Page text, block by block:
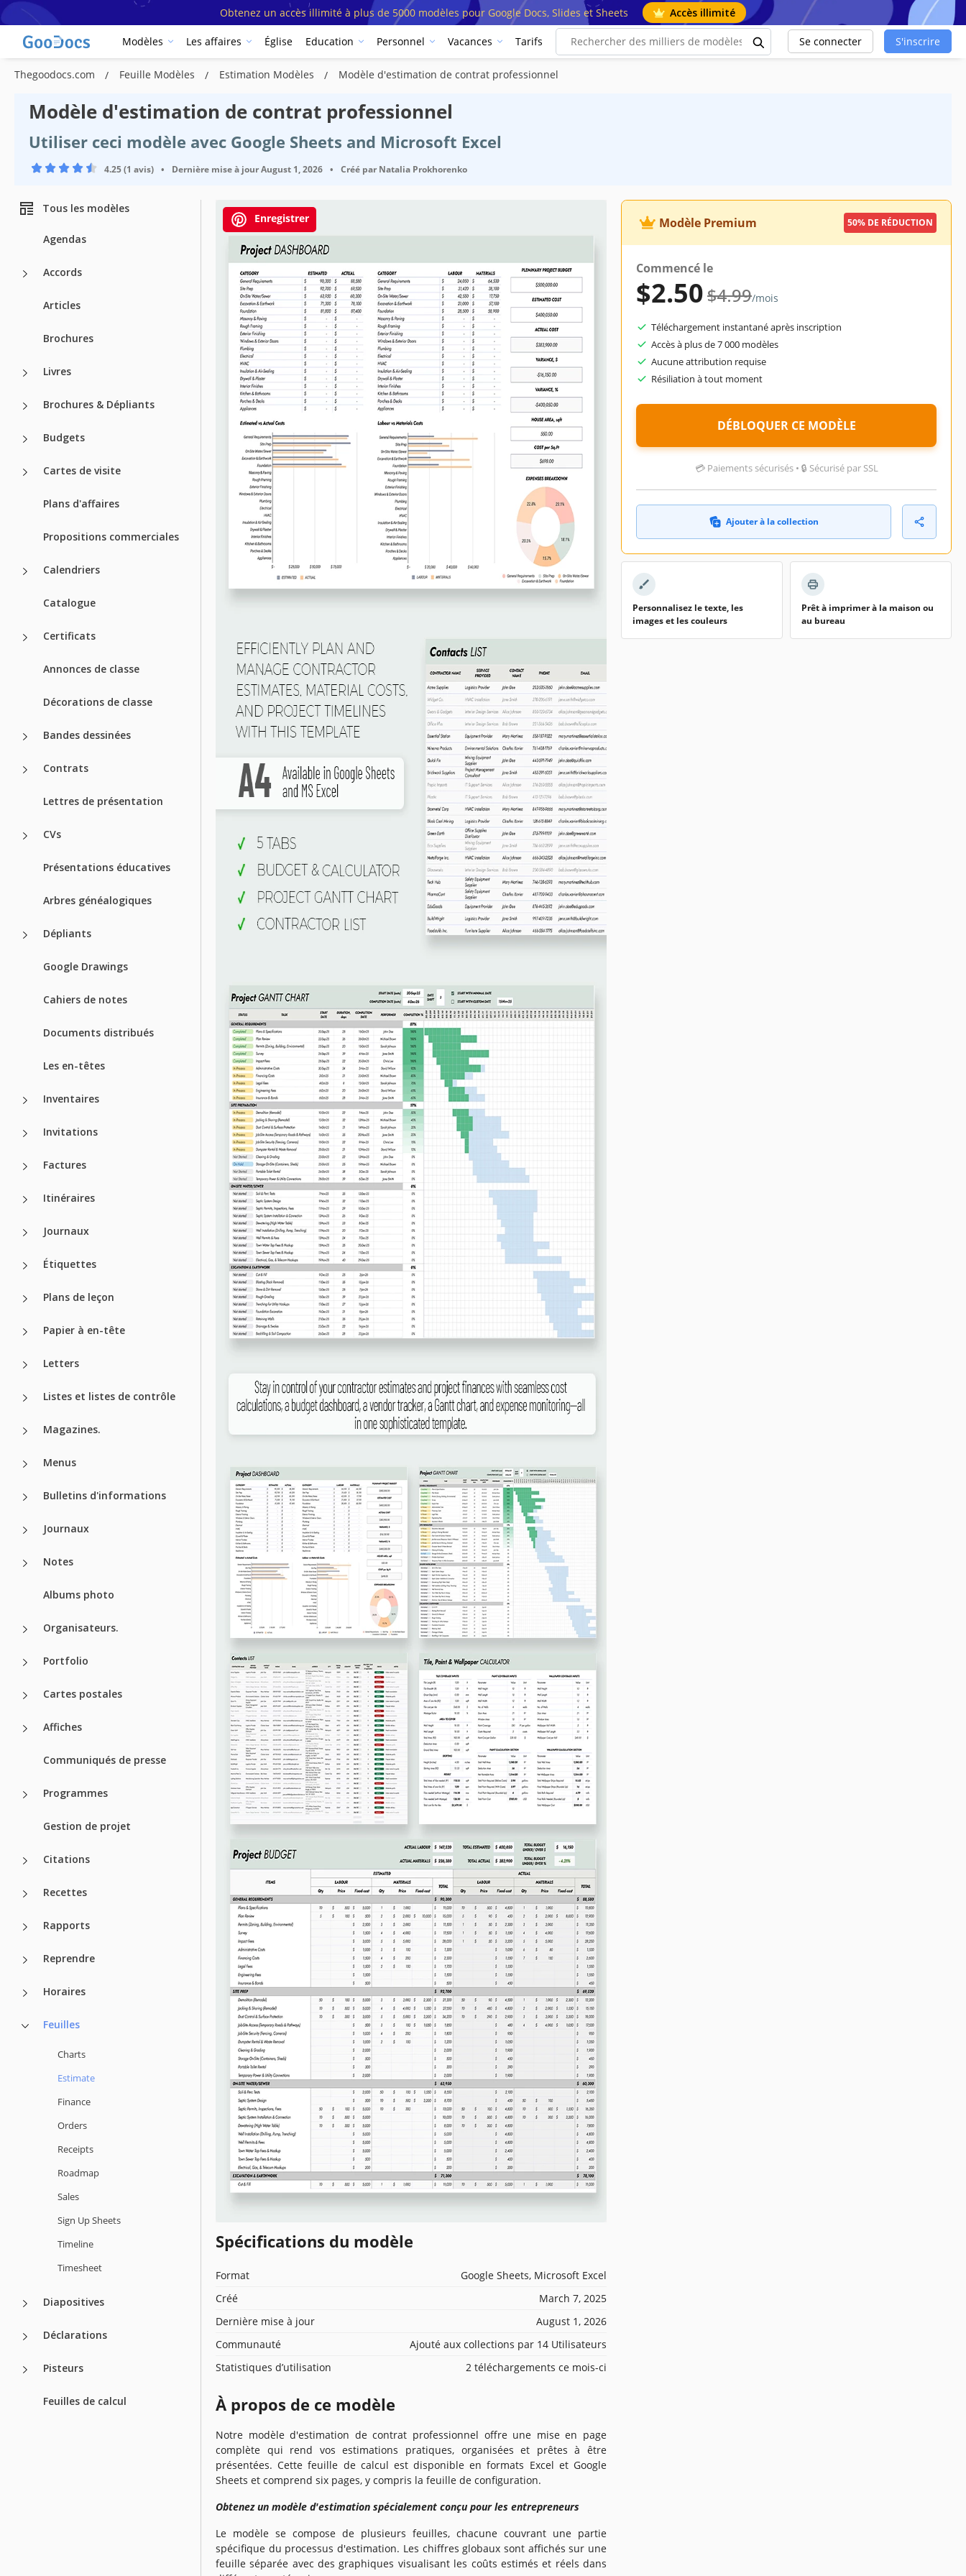
Obtenez un accès illimité à plus de 5000 modèles pour Google Docs, Slides et Sheets Accès illimité
Modèles Les affaires Église Education Personnel Vacances Tarifs Se connecter S'inscrire
Thegoodocs.com Feuille Modèles Estimation Modèles Modèle d'estimation de contrat professionnel
Modèle d'estimation de contrat professionnel
Utiliser ceci modèle avec Google Sheets and Microsoft Excel
4.25 (1 avis) • Dernière mise à jourAugust 1, 2026 • Créé par Natalia Prokhorenko
Tous les modèles
Agendas
Accords
Articles
Brochures
Livres
Brochures & Dépliants
Budgets
Cartes de visite
Plans d'affaires
Propositions commerciales
Calendriers
Catalogue
Certificats
Annonces de classe
Décorations de classe
Bandes dessinées
Contrats
Lettres de présentation
CVs
Présentations éducatives
Arbres généalogiques
Dépliants
Google Drawings
Cahiers de notes
Documents distribués
Les en-têtes
Inventaires
Invitations
Factures
Itinéraires
Journaux
Étiquettes
Plans de leçon
Papier à en-tête
Letters
Listes et listes de contrôle
Magazines.
Menus
Bulletins d'informations
Journaux
Notes
Albums photo
Organisateurs.
Portfolio
Cartes postales
Affiches
Communiqués de presse
Programmes
Gestion de projet
Citations
Recettes
Rapports
Reprendre
Horaires
Feuilles
Charts
Estimate
Finance
Orders
Receipts
Roadmap
Sales
Sign Up Sheets
Timeline
Timesheet
Diapositives
Déclarations
Pisteurs
Feuilles de calcul
Enregistrer
Spécifications du modèle
Format
Google Sheets, Microsoft Excel
Créé
March 7, 2025
Dernière mise à jour
August 1, 2026
Communauté
Ajouté aux collections par 14 Utilisateurs
Statistiques d’utilisation
2 téléchargements ce mois-ci
À propos de ce modèle
Notre modèle d'estimation de contrat professionnel offre une mise en page
complète qui rend vos estimations pratiques, organisées et prêtes à être
présentées. Cette feuille de calcul est disponible en formats Excel et Google
Sheets et comprend six pages, y compris la feuille de configuration.
Obtenez un modèle d'estimation spécialement conçu pour les entrepreneurs
Le modèle se compose de plusieurs feuilles, chacune couvrant une partie
spécifique du processus d'estimation. Les chiffres globaux sont affichés sur une
feuille séparée avec des graphiques visualisant les coûts estimés et réels dans
Modèle Premium 50% DE RÉDUCTION
Commencé le
$2.50$4.99/mois
Téléchargement instantané après inscription
Accès à plus de 7 000 modèles
Aucune attribution requise
Résiliation à tout moment
DÉBLOQUER CE MODÈLE
💳 Paiements sécurisés • 🔒 Sécurisé par SSL
Ajouter à la collection
Personnalisez le texte, les
images et les couleurs
Prêt à imprimer à la maison ou
au bureau